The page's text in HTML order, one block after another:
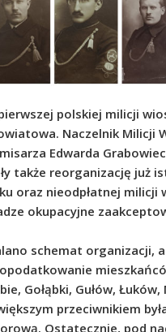
polskiej milicji
Naczelnik Milicji
Edwarda
także reorganizację już
oraz nieodpłatnej
okupacyjne
schemat organizacji,
Gołąbki, Gułów,
przeciwnikiem
Ostatecznie, pod